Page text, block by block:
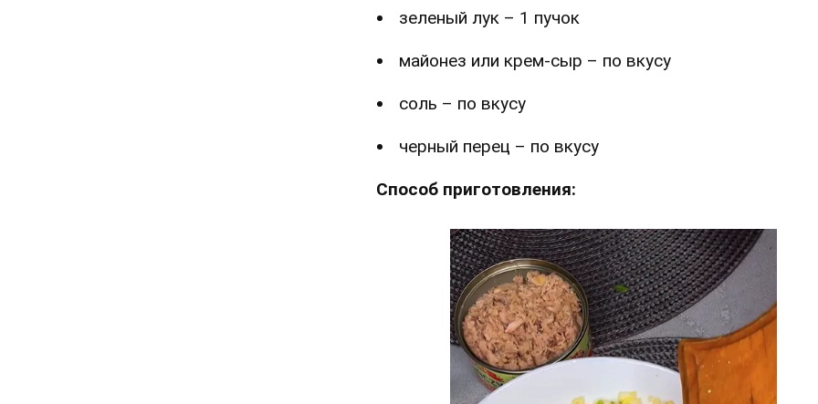
зеленый лук – 1 пучок
майонез или крем-сыр – по вкусу
соль – по вкусу
черный перец – по вкусу
Способ приготовления: